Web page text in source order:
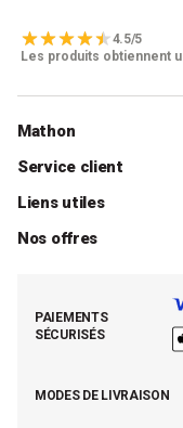
4.5/5
Les produits obtiennent
Mathon
Qui sommes-nous ?
Catalogue
La boutique de Saint-
La presse parle de
Service client
Livraisons
Paiements
Demande de
Liens utiles
Mon compte client
Retrouver (ou activer)
Nos offres
Nos best-sellers
Moins cher par lot
PAIEMENTS
SÉCURISÉS
MODES DE LIVRAISON